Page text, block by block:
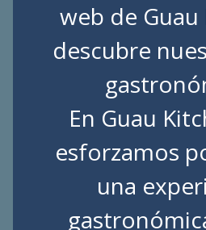
web de
descubre
En Guau
esforzamos
una